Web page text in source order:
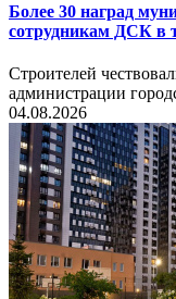
Более 30 наград
сотрудникам ДСК в
Строителей
администрации
04.08.2026